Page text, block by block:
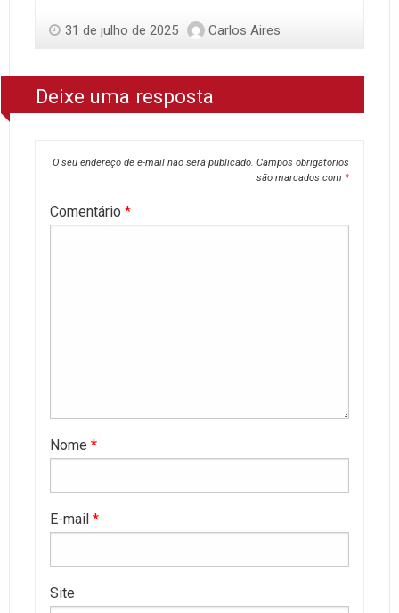
31 de julho de 2025 Carlos Aires
Deixe uma resposta
O seu endereço de e-mail não será publicado. Campos obrigatórios
são marcados com *
Comentário *
Nome *
E-mail *
Site